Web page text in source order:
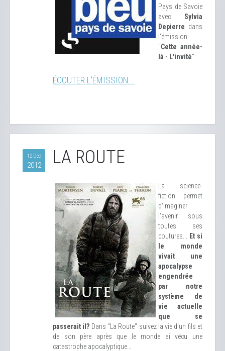
Pays de Savoie
avec Sylvia
Depierre dans
l'émission
"Cette année-
là - L'invité".
ÉCOUTER L'ÉMISSION...
12 Déc
2012 LA ROUTE
La science-
fiction permet
d'imaginer
l'avenir sous
toutes ses
coutures...
Et si
le monde
vivait une
apocalypse
engendrée
par notre
système de
vie actuelle
que se
passerait il? Dans "La Route" suivez la vie d'un fils et
de son père après que le monde ai vécu une
catastrophe apocalyptique...